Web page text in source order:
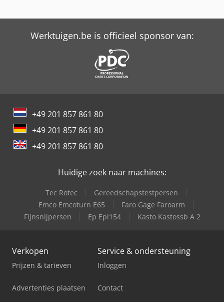
Werktuigen.be is officieel sponsor van:
+49 201 857 861 80
+49 201 857 861 80
+49 201 857 861 80
Huidige zoek naar machines:
Tec Rotec
Gereedschapstestpersen
Emco Emcoturn E65
Faro Gage Faroarm
Fijnsnijpersen
Ep Epl154 Kasto Kastossb A 2
Verkopen
Prijzen & tarieven
Advertenties plaatsen
Service & ondersteuning
Inloggen
Contact